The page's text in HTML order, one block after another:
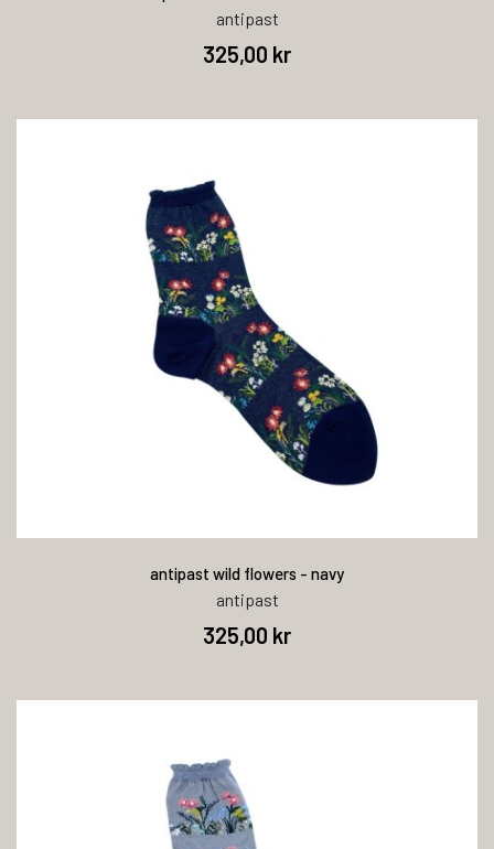
antipast
325,00 kr
antipast wild flowers - navy
antipast
325,00 kr